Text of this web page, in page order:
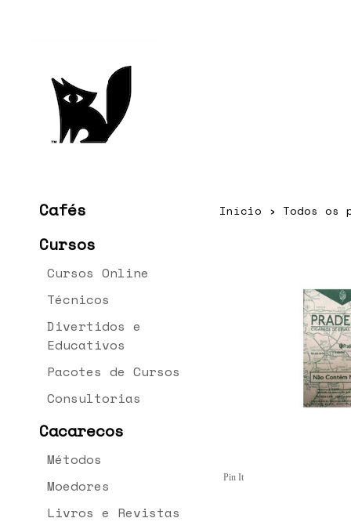
Cafés
Cursos
Cursos Online
Técnicos
Divertidos e
Educativos
Pacotes de Cursos
Consultorias
Cacarecos
Métodos
Moedores
Livros e Revistas
Início › Todos os
Pin It